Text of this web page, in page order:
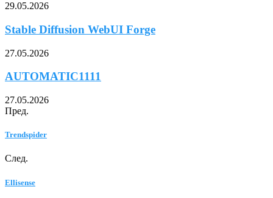
29.05.2026
Stable Diffusion WebUI Forge
27.05.2026
AUTOMATIC1111
27.05.2026
Пред.
Trendspider
След.
Ellisense